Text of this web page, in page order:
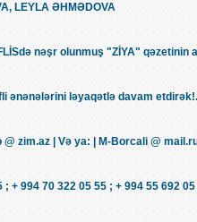
LEYLA ƏHMƏDOVA
nəşr olunmuş "ZİYA" qəzetinin
ənənələrini ləyaqətlə davam
zim.az | Və ya: | M-Borcali @
+ 994 70 322 05 55 ; + 994 55 692